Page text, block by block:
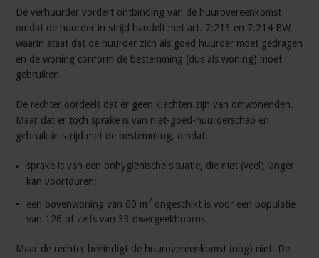
De verhuurder vordert ontbinding van de huurovereenkomst
omdat de huurder in strijd handelt met art. 7:213 en 7:214 BW,
waarin staat dat de huurder zich als goed huurder moet gedragen
en de woning conform de bestemming (dus als woning) moet
gebruiken.
De rechter oordeelt dat er geen klachten zijn van omwonenden.
Maar dat er toch sprake is van niet-goed-huurderschap en
gebruik in strijd met de bestemming, omdat:
sprake is van een onhygiënische situatie, die niet (veel) langer
kan voortduren;
een bovenwoning van 60 m 2 ongeschikt is voor een populatie
van 126 of zelfs van 33 dwergeekhoorns.
Maar de rechter beëindigt de huurovereenkomst (nog) niet. De